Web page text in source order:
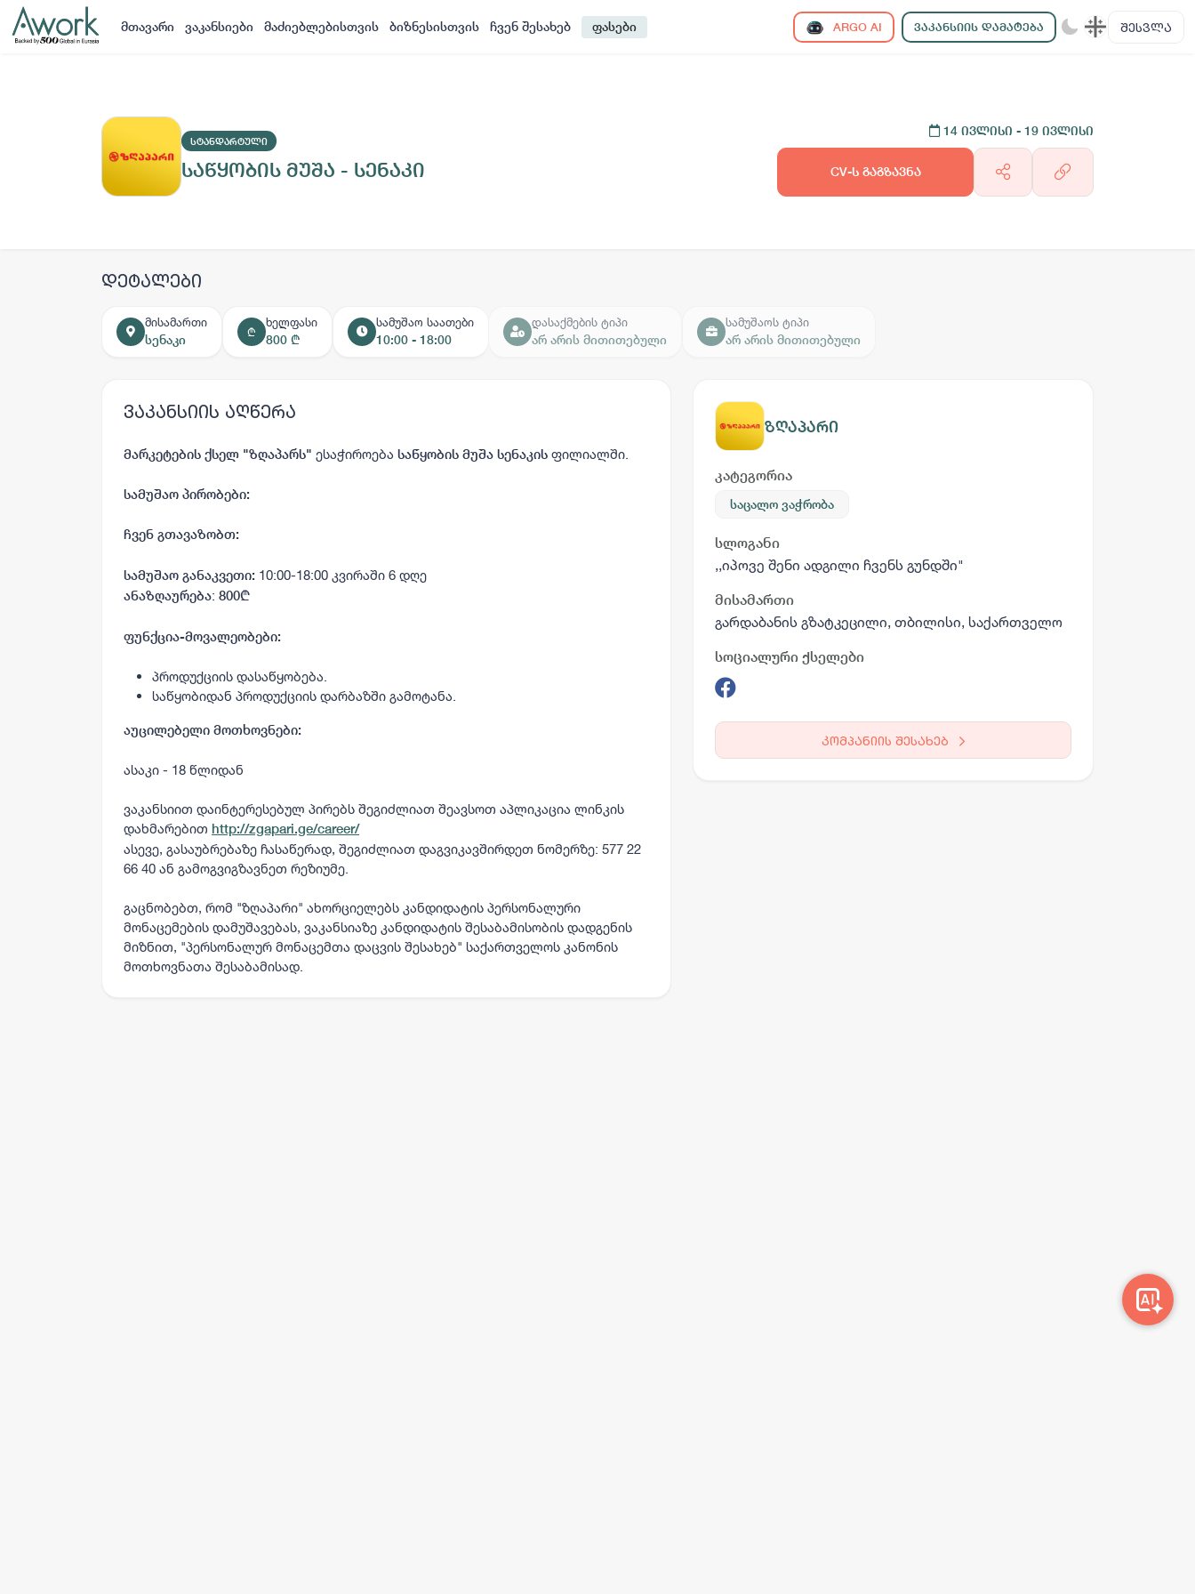
მთავარი ვაკანსიები მაძიებლებისთვის ბიზნესისთვის ჩვენ შესახებ ფასები ARGO AI ᲕᲐᲙᲐᲜᲡᲘᲘᲡ ᲓᲐᲛᲐᲢᲔᲑᲐ ᲨᲔᲡᲕᲚᲐ
ᲡᲢᲐᲜᲓᲐᲠᲢᲣᲚᲘ
საწყობის მუშა - სენაკი
14 ივლისი - 19 ივლისი
CV-ს გაგზავნა
დეტალები
მისამართი
სენაკი
₾
ხელფასი
800 ₾
დასაქმების ტიპი
არ არის მითითებული
სამუშაოს ტიპი
არ არის მითითებული
სამუშაო საათები
10:00 - 18:00
ვაკანსიის აღწერა
მარკეტების ქსელ "ზღაპარს" ესაჭიროება საწყობის მუშა სენაკის ფილიალში.
სამუშაო პირობები:
ჩვენ გთავაზობთ:
სამუშაო განაკვეთი: 10:00-18:00 კვირაში 6 დღე
ანაზღაურება: 800₾
ფუნქცია-მოვალეობები:
პროდუქციის დასაწყობება.
საწყობიდან პროდუქციის დარბაზში გამოტანა.
აუცილებელი მოთხოვნები:
ასაკი - 18 წლიდან
ვაკანსიით დაინტერესებულ პირებს შეგიძლიათ შეავსოთ აპლიკაცია ლინკის
დახმარებით http://zgapari.ge/career/
ასევე, გასაუბრებაზე ჩასაწერად, შეგიძლიათ დაგვიკავშირდეთ ნომერზე: 577 22
66 40 ან გამოგვიგზავნეთ რეზიუმე.
გაცნობებთ, რომ "ზღაპარი" ახორციელებს კანდიდატის პერსონალური
მონაცემების დამუშავებას, ვაკანსიაზე კანდიდატის შესაბამისობის დადგენის
მიზნით, "პერსონალურ მონაცემთა დაცვის შესახებ" საქართველოს კანონის
მოთხოვნათა შესაბამისად.
ზღაპარი
კატეგორია
საცალო ვაჭრობა
სლოგანი
,,იპოვე შენი ადგილი ჩვენს გუნდში"
მისამართი
გარდაბანის გზატკეცილი, თბილისი, საქართველო
სოციალური ქსელები
კომპანიის შესახებ
ვაკანსიის გამოქვეყნება